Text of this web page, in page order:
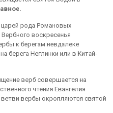
.
рода Романовых
воскресенья
к берегам невдалеке
берега Неглинки или в Китай-
верб совершается на
чтения Евангелия
вербы окропляются святой